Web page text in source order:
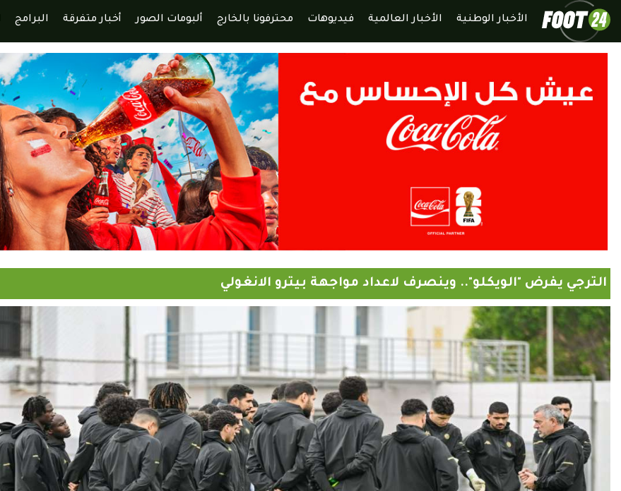
الأخبار الوطنية الأخبار العالمية فيديوهات محترفونا بالخارج ألبومات الصور أخبار متفرقة البرامج
الترجي يفرض "الويكلو".. وينصرف لاعداد مواجهة بيترو الانغولي